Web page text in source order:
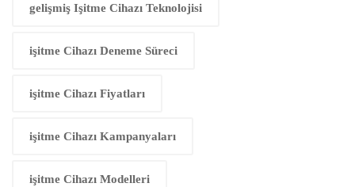
gelişmiş Işitme Cihazı Teknolojisi
işitme Cihazı Deneme Süreci
işitme Cihazı Fiyatları
işitme Cihazı Kampanyaları
işitme Cihazı Modelleri